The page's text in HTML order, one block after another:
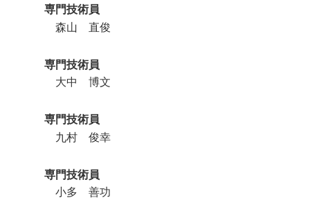
専門技術員
森山 直俊
専門技術員
大中 博文
専門技術員
九村 俊幸
専門技術員
小多 善功